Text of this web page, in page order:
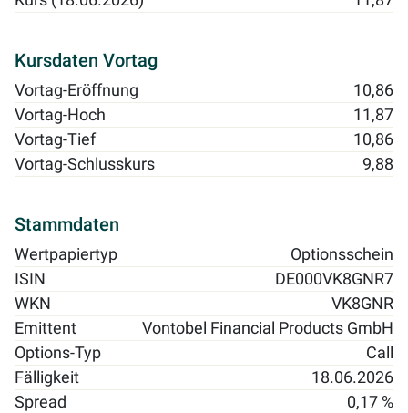
Kursdaten Vortag
Vortag-Eröffnung
10,86
Vortag-Hoch
11,87
Vortag-Tief
10,86
Vortag-Schlusskurs
9,88
Stammdaten
Wertpapiertyp
Optionsschein
ISIN
DE000VK8GNR7
WKN
VK8GNR
Emittent
Vontobel Financial Products GmbH
Options-Typ
Call
Fälligkeit
18.06.2026
Spread
0,17 %